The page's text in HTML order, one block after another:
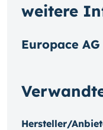
Hersteller/
weitere
Europace AG